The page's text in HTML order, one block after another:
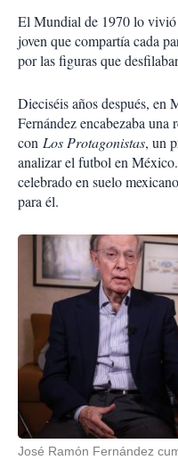
El Mundial de 1970 lo vivió
joven que compartía cada
por las figuras que
Dieciséis años después, en
Fernández encabezaba
con Los Protagonistas, un
analizar el futbol en
celebrado en suelo
para él.
José Ramón Fernández